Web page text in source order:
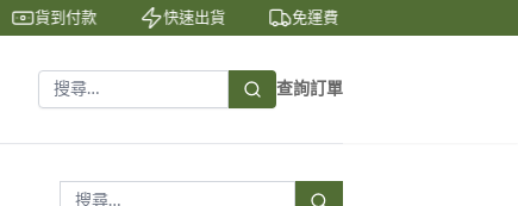
貨到付款 快速出貨 免運費
查詢訂單